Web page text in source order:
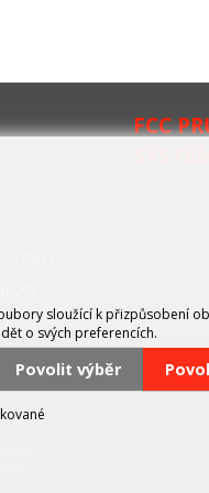
FCC
sloužící k přizpůsobení
o svých preferencích.
Povolit výběr